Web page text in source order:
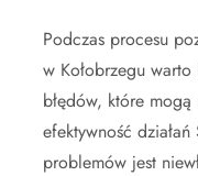
Podczas procesu
w Kołobrzegu
błędów, które
efektywność
problemów jest